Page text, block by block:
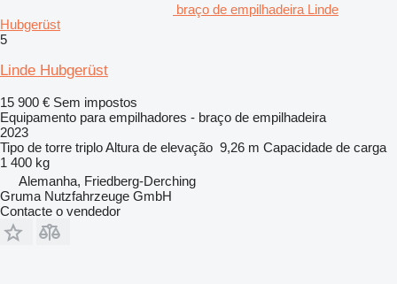
braço de empilhadeira Linde
Hubgerüst
5
Linde Hubgerüst
15 900 € Sem impostos
Equipamento para empilhadores - braço de empilhadeira
2023
Tipo de torre triploAltura de elevação 9,26 m Capacidade de carga
1 400 kg
Alemanha, Friedberg-Derching
Gruma Nutzfahrzeuge GmbH
Contacte o vendedor